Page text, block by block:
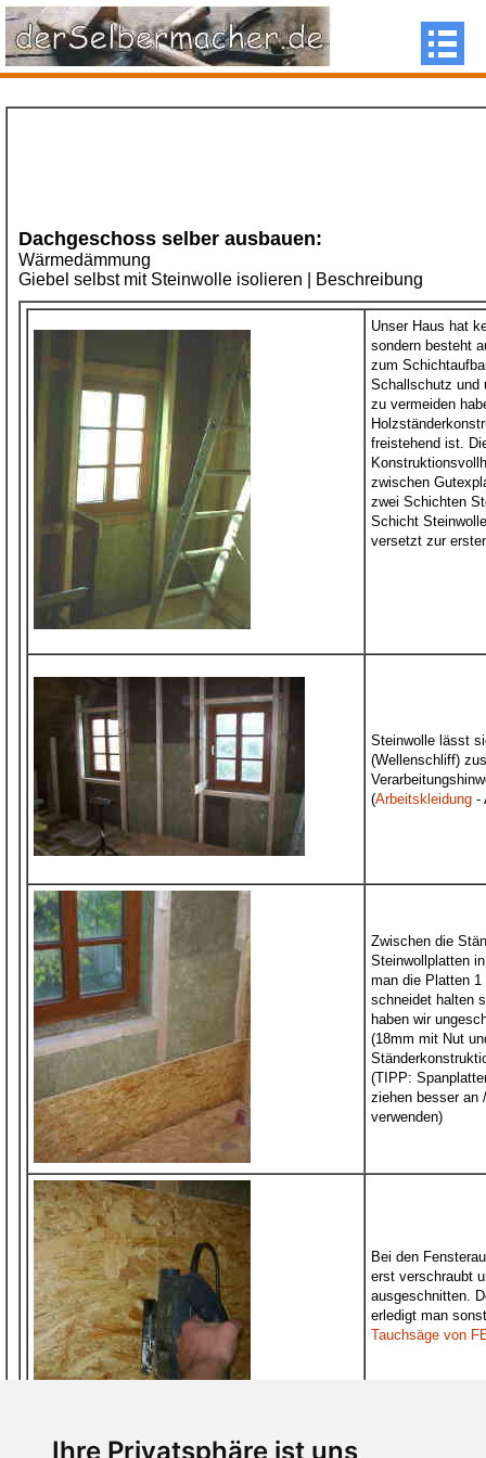
Ihre Privatsphäre ist uns
.BOLD {font-weight:bold;}
Dachgeschoss selber ausbauen:
Wärmedämmung
Giebel selbst mit Steinwolle isolieren | Beschreibung
Unser Haus hat
sondern besteht
zum
Schallschutz und
zu vermeiden
freistehend ist.
zwischen
zwei Schichten
Schicht
versetzt zur
Steinwolle lässt
(Wellenschliff)
(Arbeitskleidung -
Zwischen die
Steinwollplatten
man die Platten
schneidet halten
haben wir
(18mm mit Nut
(TIPP:
ziehen besser an
verwenden)
Bei den
erst verschraubt
ausgeschnitten.
erledigt man
Tauchsäge von